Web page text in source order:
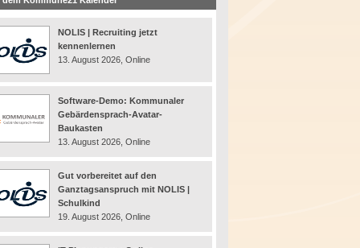
NOLIS | Recruiting jetzt
kennenlernen
13. August 2026, Online
Software-Demo: Kommunaler
Gebärdensprach-Avatar-
Baukasten
13. August 2026, Online
Gut vorbereitet auf den
Ganztagsanspruch mit NOLIS |
Schulkind
19. August 2026, Online